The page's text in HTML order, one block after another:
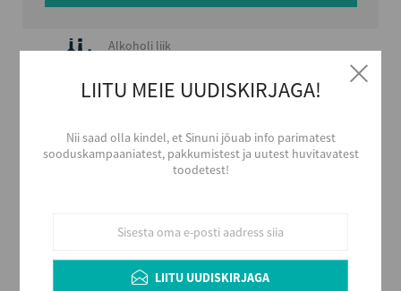
Alkoholi liik
Tootja
Piirkond
Bourgogne
Pinot Noir
Aastakäik
2021
LIITU MEIE UUDISKIRJAGA!
Nii saad olla kindel, et Sinuni jõuab info parimatest
sooduskampaaniatest, pakkumistest ja uutest huvitavatest
toodetest!
LIITU UUDISKIRJAGA